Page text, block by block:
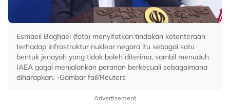
Esmaeil Baghaei (foto) menyifatkan tindakan ketenteraan
terhadap infrastruktur nuklear negara itu sebagai satu
bentuk jenayah yang tidak boleh diterima, sambil menuduh
IAEA gagal menjalankan peranan berkecuali sebagaimana
diharapkan. -Gambar fail/Reuters
Advertisement